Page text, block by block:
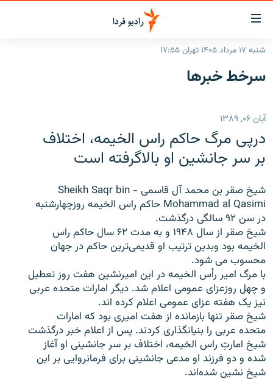
لینک‌های
قابلیت
دسترسی
بازگشت
اصلی
رفتن
صفحه
ایران
انتخاب کنید و بشنوید
فرکانس‌ها
پادکست
گزارش‌های تصویری
گزارش‌های ویدئویی
زنان فردا
English
به ما بپیوندید
زبان‌های دیگر
شنبه ۱۷ مرداد ۱۴۰۵ تهران ۱۷:۵۵
سرخط‌ خبرها
آبان ۰۶, ۱۳۸۹
درپی مرگ حاکم راس الخيمه، اختلاف
بر سر جانشين او بالاگرفته است
شيخ صقر بن محمد آل قاسمی - Sheikh Saqr bin
Mohammad al Qasimi حاکم راس الخيمه روزچهارشنبه
در سن ۹۲ سالگی درگذشت.
شيخ صقر از سال ۱۹۴۸ و به مدت ۶۲ سال حاکم راس
الخيمه بود وبدين ترتيب او قديمی‌ترين حاکم در جهان
محسوب می شود.
با مرگ امير رأس الخيمه در اين اميرنشين هفت روز تعطيل
و چهل روزعزای عمومی اعلام شد. ديگر امارات متحده عربی
نيز يک هفته عزای عمومی اعلام کرده اند.
شيخ صقر تنها بازمانده از هفت اميری بود که امارات
متحده عربی را بنيانگذاری کردند. پس از اعلام خبر درگذشت
شيخ امارتِ راس الخيمه، اختلاف بر سر جانشينی او آغاز
شده و دو فرزند او مدعی جانشينی برای فرمانروايی بر اين
شيخ نشين شده‌اند.